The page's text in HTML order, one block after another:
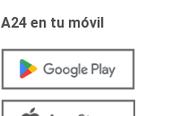
A24 en tu móvil